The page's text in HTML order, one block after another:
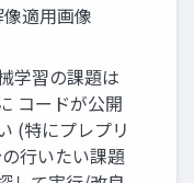
適⽤画像
学習の課題は
コードが公開
(特にプレプリ
⾏いたい課題